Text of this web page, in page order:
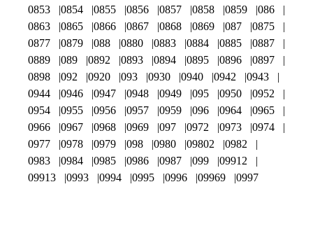
0853
0854 0855 0856 0857 0858 0859
086
0863
0865 0866 0867 0868 0869 087
0875
0877
0879 088 0880 0883 0884 0885
0887
0889
089 0892 0893 0894 0895 0896
0897
0898
092 0920 093 0930 0940 0942
0943
0944
0946 0947 0948 0949 095 0950
0952
0954
0955 0956 0957 0959 096 0964
0965
0966
0967 0968 0969 097 0972 0973
0974
0977
0978 0979 098 0980 09802
0982
0983
0984 0985 0986 0987 099
09912
09913
0993 0994 0995 0996 09969 0997